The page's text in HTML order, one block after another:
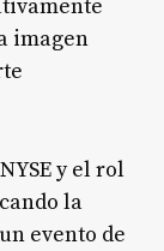
imagen
y el rol
la
evento de